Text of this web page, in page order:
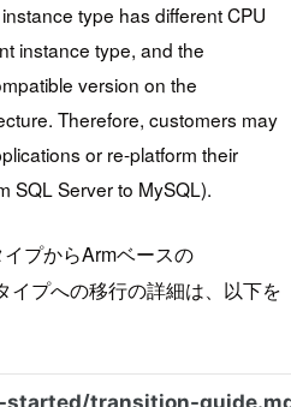
type has different CPU
instance type, and the
version on the
Therefore, customers may
or re-platform their
SQL Server to MySQL).
プからArmベースの
イプへの移行の詳細は、以下を